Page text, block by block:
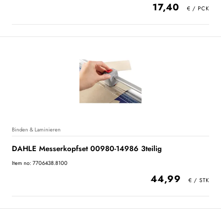
17,40
Binden & Laminieren
DAHLE Messerkopfset 00980-14986 3teilig
Item no: 7706438.8100
44,99